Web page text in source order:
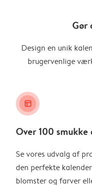
Gør
Design en unik
brugervenlige
layout_alt
Over 100 smukke
Se vores udvalg af
den perfekte
blomster og farver